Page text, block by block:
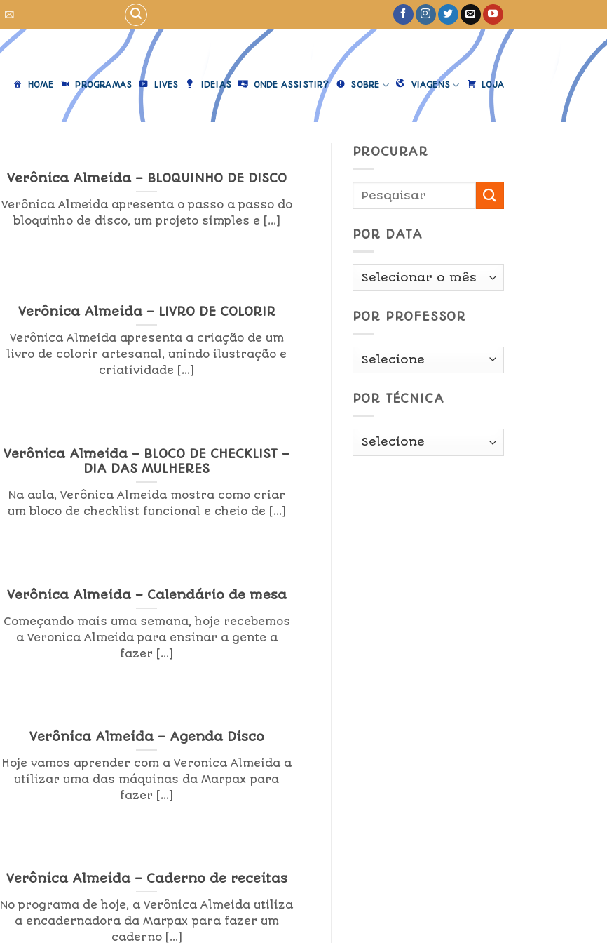
HOME PROGRAMAS LIVES IDEIAS ONDE ASSISTIR? SOBRE VIAGENS LOJA
Verônica Almeida – BLOQUINHO DE DISCO
Verônica Almeida apresenta o passo a passo do
bloquinho de disco, um projeto simples e [...]
Verônica Almeida – LIVRO DE COLORIR
Verônica Almeida apresenta a criação de um
livro de colorir artesanal, unindo ilustração e
criatividade [...]
Verônica Almeida – BLOCO DE CHECKLIST –
DIA DAS MULHERES
Na aula, Verônica Almeida mostra como criar
um bloco de checklist funcional e cheio de [...]
Verônica Almeida – Calendário de mesa
Começando mais uma semana, hoje recebemos
a Veronica Almeida para ensinar a gente a
fazer [...]
Verônica Almeida – Agenda Disco
Hoje vamos aprender com a Veronica Almeida a
utilizar uma das máquinas da Marpax para
fazer [...]
Verônica Almeida – Caderno de receitas
No programa de hoje, a Verônica Almeida utiliza
a encadernadora da Marpax para fazer um
caderno [...]
PROCURAR
POR DATA
Por
POR PROFESSOR
POR TÉCNICA